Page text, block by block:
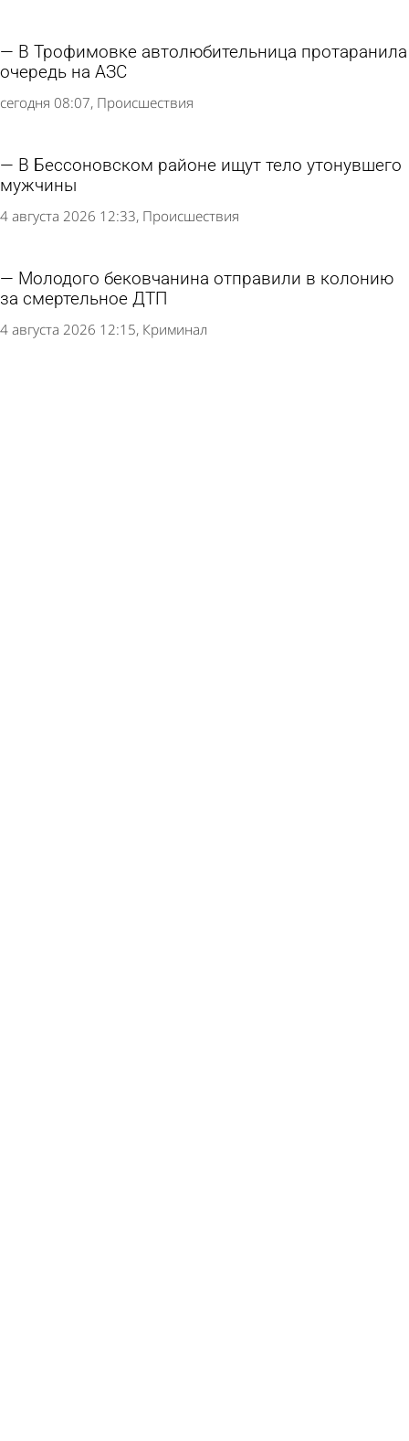
В Трофимовке автолюбительница протаранила
очередь на АЗС
сегодня 08:07 Происшествия
В Бессоновском районе ищут тело утонувшего
мужчины
4 августа 2026 12:33 Происшествия
Молодого бековчанина отправили в колонию
за смертельное ДТП
4 августа 2026 12:15 Криминал